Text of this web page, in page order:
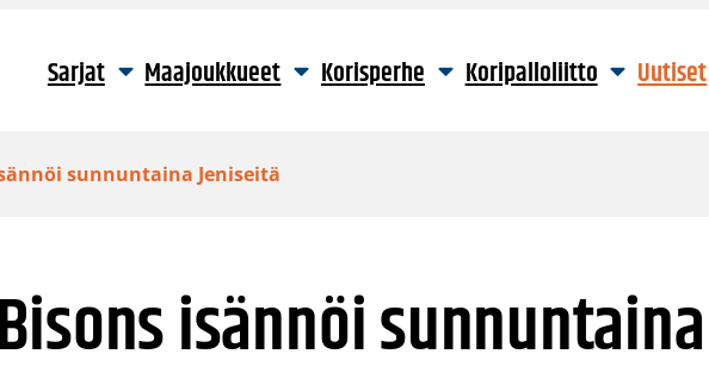
Sarjat Maajoukkueet Korisperhe Koripalloliitto Uutiset
sunnuntaina Jeniseitä
isännöi sunnuntaina